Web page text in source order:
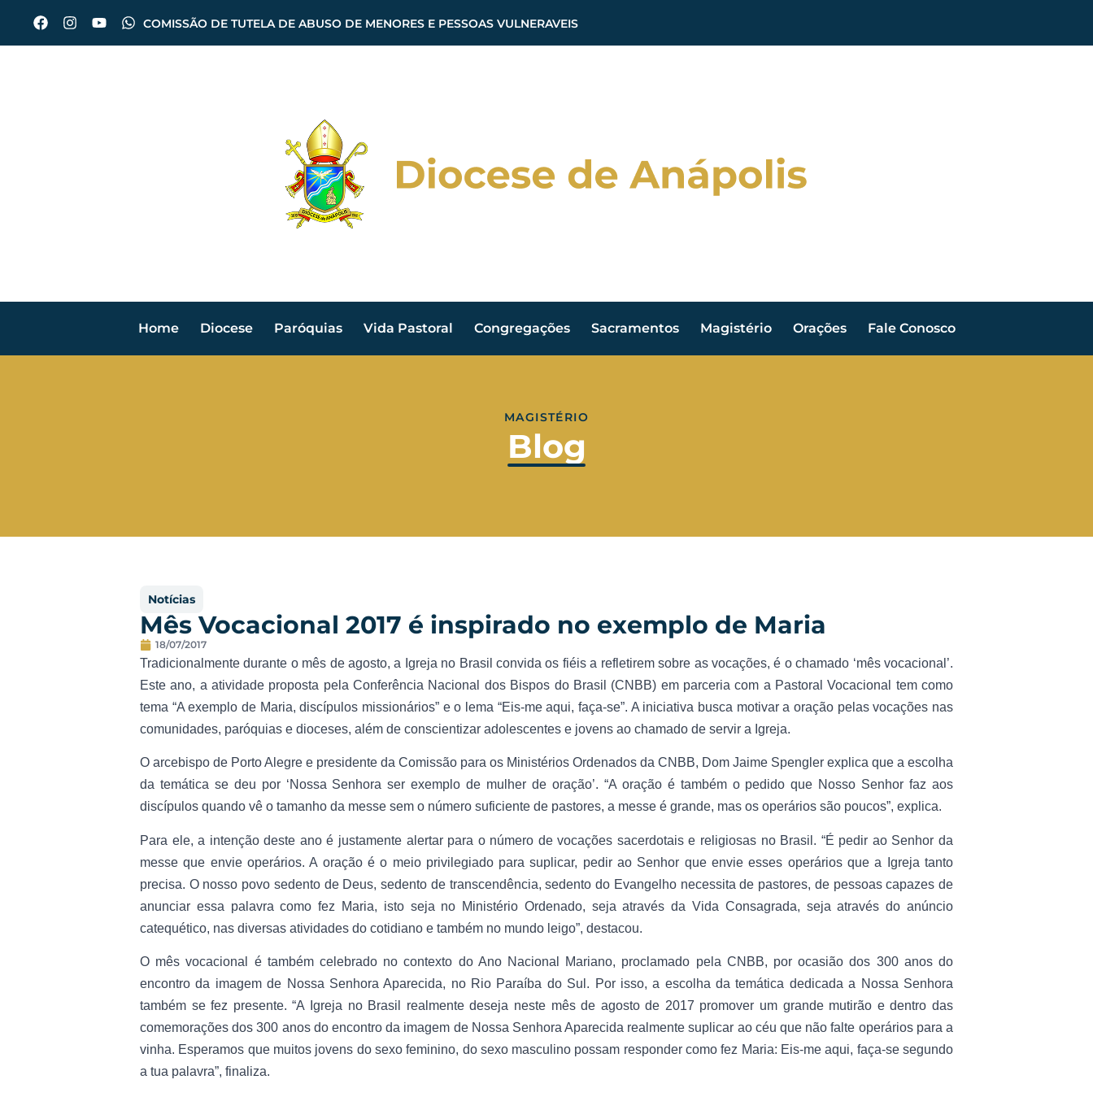
COMISSÃO DE TUTELA DE ABUSO DE MENORES E PESSOAS VULNERAVEIS
Home Diocese Paróquias Vida Pastoral Congregações Sacramentos Magistério Orações Fale Conosco
MAGISTÉRIO
Blog
Notícias
Mês Vocacional 2017 é inspirado no exemplo de Maria
18/07/2017
Tradicionalmente durante o mês de agosto, a Igreja no Brasil convida os fiéis a refletirem sobre as vocações, é o chamado ‘mês vocacional’.
Este ano, a atividade proposta pela Conferência Nacional dos Bispos do Brasil (CNBB) em parceria com a Pastoral Vocacional tem como
tema “A exemplo de Maria, discípulos missionários” e o lema “Eis-me aqui, faça-se”. A iniciativa busca motivar a oração pelas vocações nas
comunidades, paróquias e dioceses, além de conscientizar adolescentes e jovens ao chamado de servir a Igreja.
O arcebispo de Porto Alegre e presidente da Comissão para os Ministérios Ordenados da CNBB, Dom Jaime Spengler explica que a escolha
da temática se deu por ‘Nossa Senhora ser exemplo de mulher de oração’. “A oração é também o pedido que Nosso Senhor faz aos
discípulos quando vê o tamanho da messe sem o número suficiente de pastores, a messe é grande, mas os operários são poucos”, explica.
Para ele, a intenção deste ano é justamente alertar para o número de vocações sacerdotais e religiosas no Brasil. “É pedir ao Senhor da
messe que envie operários. A oração é o meio privilegiado para suplicar, pedir ao Senhor que envie esses operários que a Igreja tanto
precisa. O nosso povo sedento de Deus, sedento de transcendência, sedento do Evangelho necessita de pastores, de pessoas capazes de
anunciar essa palavra como fez Maria, isto seja no Ministério Ordenado, seja através da Vida Consagrada, seja através do anúncio
catequético, nas diversas atividades do cotidiano e também no mundo leigo”, destacou.
O mês vocacional é também celebrado no contexto do Ano Nacional Mariano, proclamado pela CNBB, por ocasião dos 300 anos do
encontro da imagem de Nossa Senhora Aparecida, no Rio Paraíba do Sul. Por isso, a escolha da temática dedicada a Nossa Senhora
também se fez presente. “A Igreja no Brasil realmente deseja neste mês de agosto de 2017 promover um grande mutirão e dentro das
comemorações dos 300 anos do encontro da imagem de Nossa Senhora Aparecida realmente suplicar ao céu que não falte operários para a
vinha. Esperamos que muitos jovens do sexo feminino, do sexo masculino possam responder como fez Maria: Eis-me aqui, faça-se segundo
a tua palavra”, finaliza.